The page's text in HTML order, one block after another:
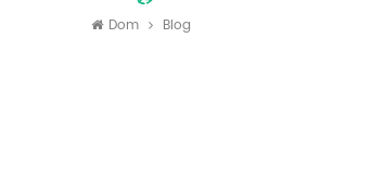
Dom Blog